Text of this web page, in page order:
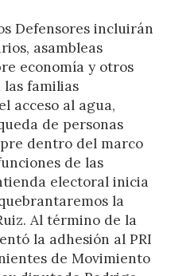
Defensores incluirán
asambleas
economía y otros
las familias
acceso al agua,
de personas
dentro del marco
de las
electoral inicia
la
Al término de la
la adhesión al PRI
de Movimiento